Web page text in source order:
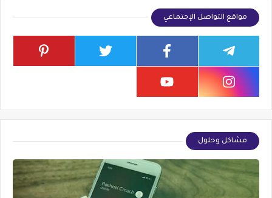
مواقع التواصل الإجتماعي
مشاكل وحلول